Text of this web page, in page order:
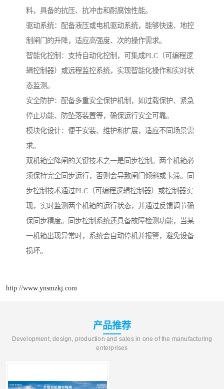
料，具备的抗压、抗冲击和耐腐蚀性能。
驱动系统：配备液压或电机驱动系统，能够快速、地控
制闸门的升降，适应高强度、次的操作需求。
智能化控制：支持自动化控制，可集成PLC（可编程逻
辑控制器）或远程监控系统，实现智能化操作和实时状
态监测。
安全防护：配备多重安全保护机制，如过载保护、紧急
停止功能、防坠落装置等，确保运行安全可靠。
模块化设计：便于安装、维护和扩展，适应不同场景需
求。
双机箱空降闸的关键技术之一是同步控制。两个机箱必
须保持完全同步运行，否则会导致闸门倾斜或卡滞。同
步控制技术通过PLC（可编程逻辑控制器）或控制器实
现，实时监测两个机箱的运行状态，并通过反馈调节确
保同步精度。同步控制系统还具备故障检测功能，当某
一机箱出现异常时，系统会自动停机并报警，避免设备
损坏。
http://www.ynsmzkj.com
产品推荐
Development, design, production and sales in one of the manufacturing
enterprises